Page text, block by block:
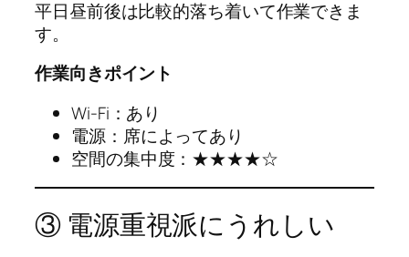
平日昼前後は比較的落ち着いて作業できま
す。
作業向きポイント
Wi-Fi：あり
電源：席によってあり
空間の集中度：★★★★☆
③ 電源重視派にうれしい